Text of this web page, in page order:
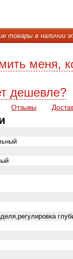
товары в наличии
меня,
дешевле?
Отзывы